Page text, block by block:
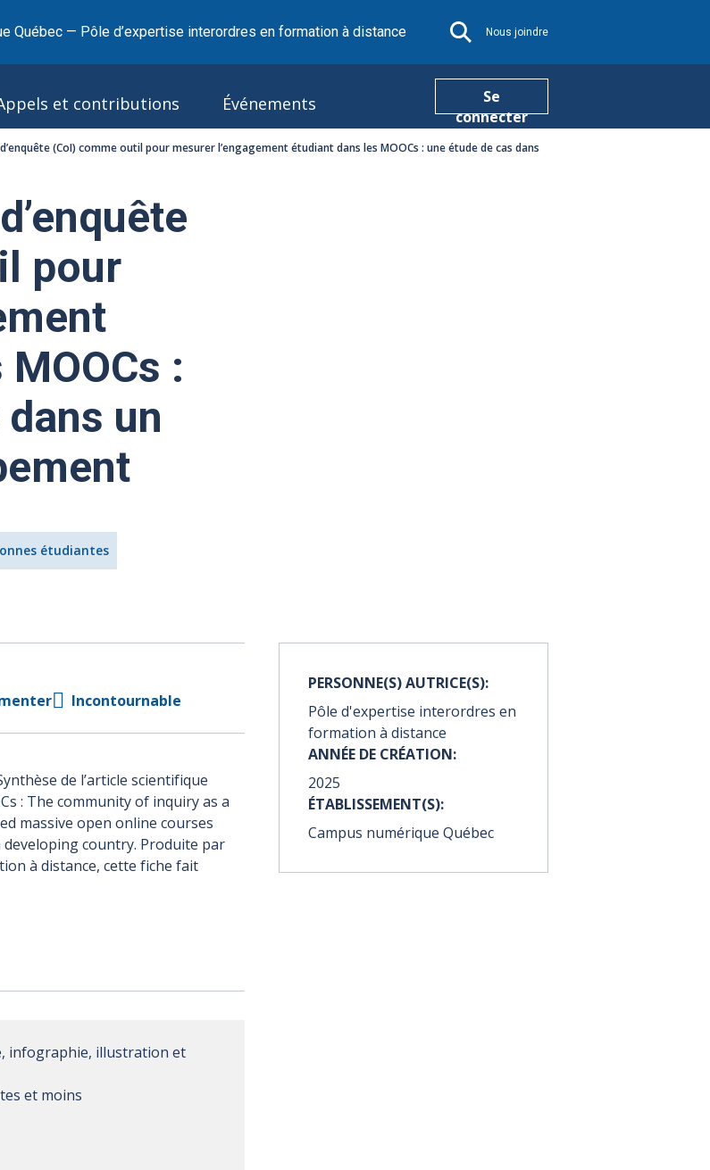
Québec — Pôle d’expertise interordres en formation à distance Nous joindre
et contributions Événements
Se
connecter
(CoI) comme outil pour mesurer l’engagement étudiant dans les MOOCs : une étude de cas dans
pour
:
un
étudiantes
Incontournable
de l’article scientifique
: The community of inquiry as a
massive open online courses
developing country. Produite par
à distance, cette fiche fait
infographie, illustration et
et moins
PERSONNE(S) AUTRICE(S):
Pôle d'expertise interordres en
formation à distance
ANNÉE DE CRÉATION:
2025
ÉTABLISSEMENT(S):
Campus numérique Québec